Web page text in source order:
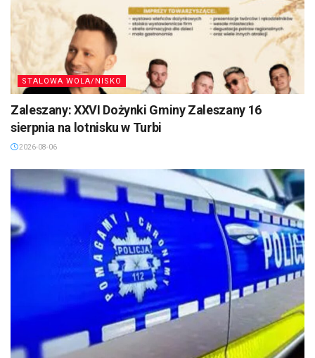
STALOWA WOLA/NISKO
Zaleszany: XXVI Dożynki Gminy Zaleszany 16
sierpnia na lotnisku w Turbi
2026-08-06